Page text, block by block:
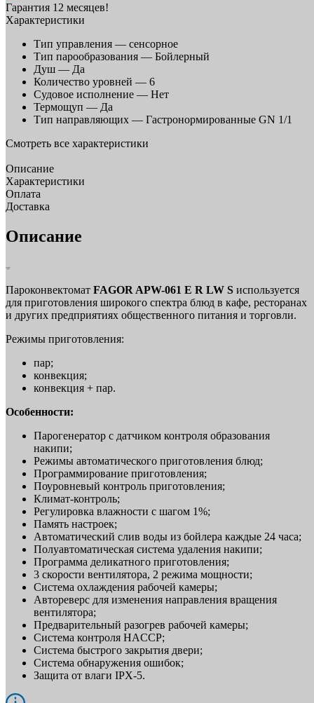
Гарантия 12 месяцев!
Характеристики
Тип управления — сенсорное
Тип парообразования — Бойлерный
Душ — Да
Количество уровней — 6
Судовое исполнение — Нет
Термощуп — Да
Тип направляющих — Гастронормированные GN 1/1
Смотреть все характеристики
Описание
Характеристики
Оплата
Доставка
Описание
Пароконвектомат FAGOR APW-061 E R LW S используется
для приготовления широкого спектра блюд в кафе, ресторанах
и других предприятиях общественного питания и торговли.
Режимы приготовления:
пар;
конвекция;
конвекция + пар.
Особенности:
Парогенератор с датчиком контроля образования
накипи;
Режимы автоматического приготовления блюд;
Программирование приготовления;
Поуровневый контроль приготовления;
Климат-контроль;
Регулировка влажности с шагом 1%;
Память настроек;
Автоматический слив воды из бойлера каждые 24 часа;
Полуавтоматическая система удаления накипи;
Программа деликатного приготовления;
3 скорости вентилятора, 2 режима мощности;
Система охлаждения рабочей камеры;
Автореверс для изменения направления вращения
вентилятора;
Предварительный разогрев рабочей камеры;
Система контроля HACCP;
Система быстрого закрытия двери;
Система обнаружения ошибок;
Защита от влаги IPX-5.